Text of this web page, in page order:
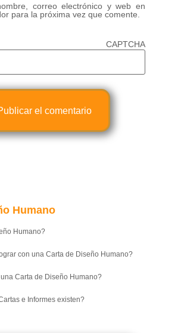
correo electrónico y web en
para la próxima vez que comente.
CAPTCHA
Humano
Humano?
con una Carta de Diseño Humano?
Carta de Diseño Humano?
e Informes existen?